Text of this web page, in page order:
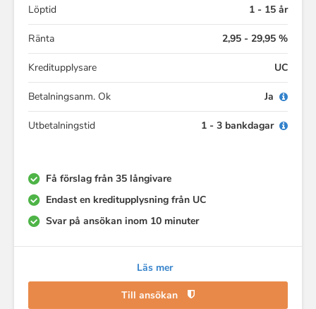
Löptid 1 - 15 år
Ränta 2,95 - 29,95 %
Kreditupplysare UC
Betalningsanm. Ok Ja
Utbetalningstid 1 - 3 bankdagar
Få förslag från 35 långivare
Endast en kreditupplysning från UC
Svar på ansökan inom 10 minuter
Läs mer
Till ansökan